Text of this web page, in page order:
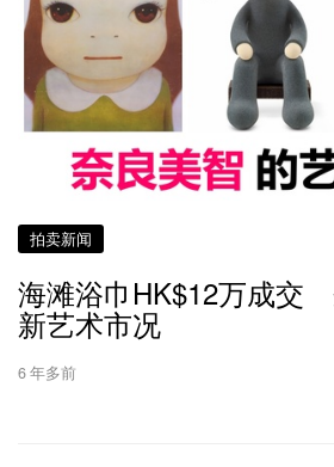
拍卖新闻
海滩浴巾HK$12万成交
新艺术市况
6 年多前